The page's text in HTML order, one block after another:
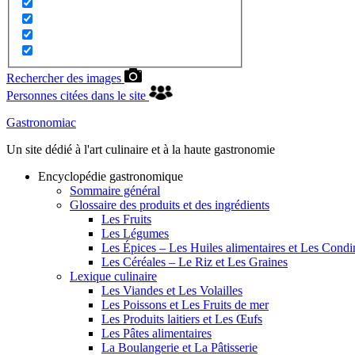
Rechercher des images
Personnes citées dans le site
Gastronomiac
Un site dédié à l'art culinaire et à la haute gastronomie
Encyclopédie gastronomique
Sommaire général
Glossaire des produits et des ingrédients
Les Fruits
Les Légumes
Les Épices – Les Huiles alimentaires et Les
Les Céréales – Le Riz et Les Graines
Lexique culinaire
Les Viandes et Les Volailles
Les Poissons et Les Fruits de mer
Les Produits laitiers et Les Œufs
Les Pâtes alimentaires
La Boulangerie et La Pâtisserie